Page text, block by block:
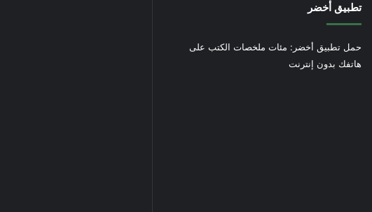
تطبيق أخضر
حمل تطبيق أخضر: مئات ملخصات الكتب على
هاتفك بدون إنترنت